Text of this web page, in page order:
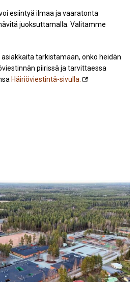
esiintyä ilmaa ja vaaratonta
juoksuttamalla. Valitamme
tarkistamaan, onko heidän
piirissä ja tarvittaessa
Häiriöviestintä-sivulla.